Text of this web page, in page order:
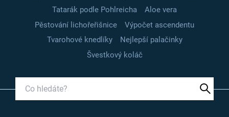
Tatarák podle Pohlreicha
Aloe vera
Pěstování lichořeřišnice
Výpočet ascendentu
Tvarohové knedlíky
Nejlepší palačinky
Švestkový koláč